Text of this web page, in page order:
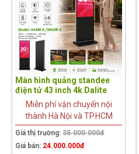
Màn hình quảng standee
điện tử 43 inch 4k Dalite
A43IR-S
Miễn phí vận chuyển nội
thành Hà Nội và TP.HCM
Giá thị trường:35.000.000đ
Giá bán: 24.000.000đ